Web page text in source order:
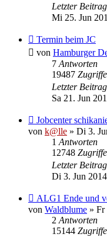
Letzter Beitrag
Mi 25. Jun
Termin beim JC
von Hamburger
7Antworten
19487 Zugriffe
Letzter Beitrag
Sa 21. Jun
Jobcenter
von k@lle » Di 3.
1Antworten
12748 Zugriffe
Letzter Beitrag
Di 3. Jun
ALG1 Ende und
von Waldblume » Fr
2Antworten
15144 Zugriffe